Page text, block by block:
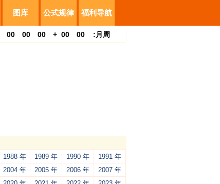
图库 公式规律 福利导航
00 00 00 + 00 00 : 月 周
1988 年 1989 年 1990 年
1991 年
2004 年 2005 年 2006 年
2007 年